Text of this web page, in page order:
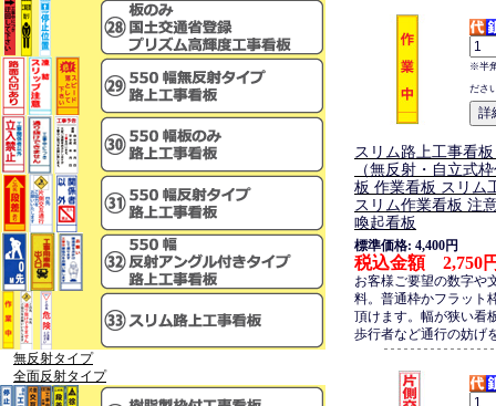
無反射タイプ
全面反射タイプ
※半
ださ
スリム路上工事看
（無反射・自立式
板 作業看板 スリ
スリム作業看板 注
喚起看板
標準価格: 4,400円
税込金額 2,750
お客様ご要望の数字や
料。普通枠かフラット
頂けます。幅が狭い看
歩行者など通行の妨げ